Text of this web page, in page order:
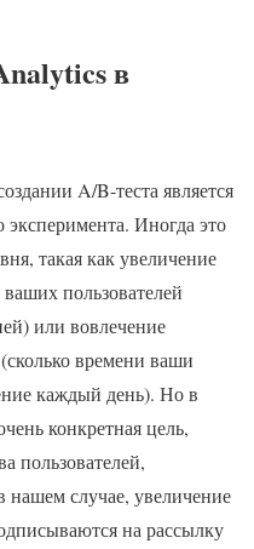
в
A/B-теста является
эксперимента. Иногда это
такая как увеличение
пользователей
или вовлечение
времени ваши
каждый день). Но в
конкретная цель,
пользователей,
случае, увеличение
на рассылку